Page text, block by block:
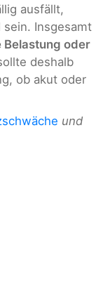
ausfällt,
Insgesamt
Belastung oder
deshalb
ob akut oder
und